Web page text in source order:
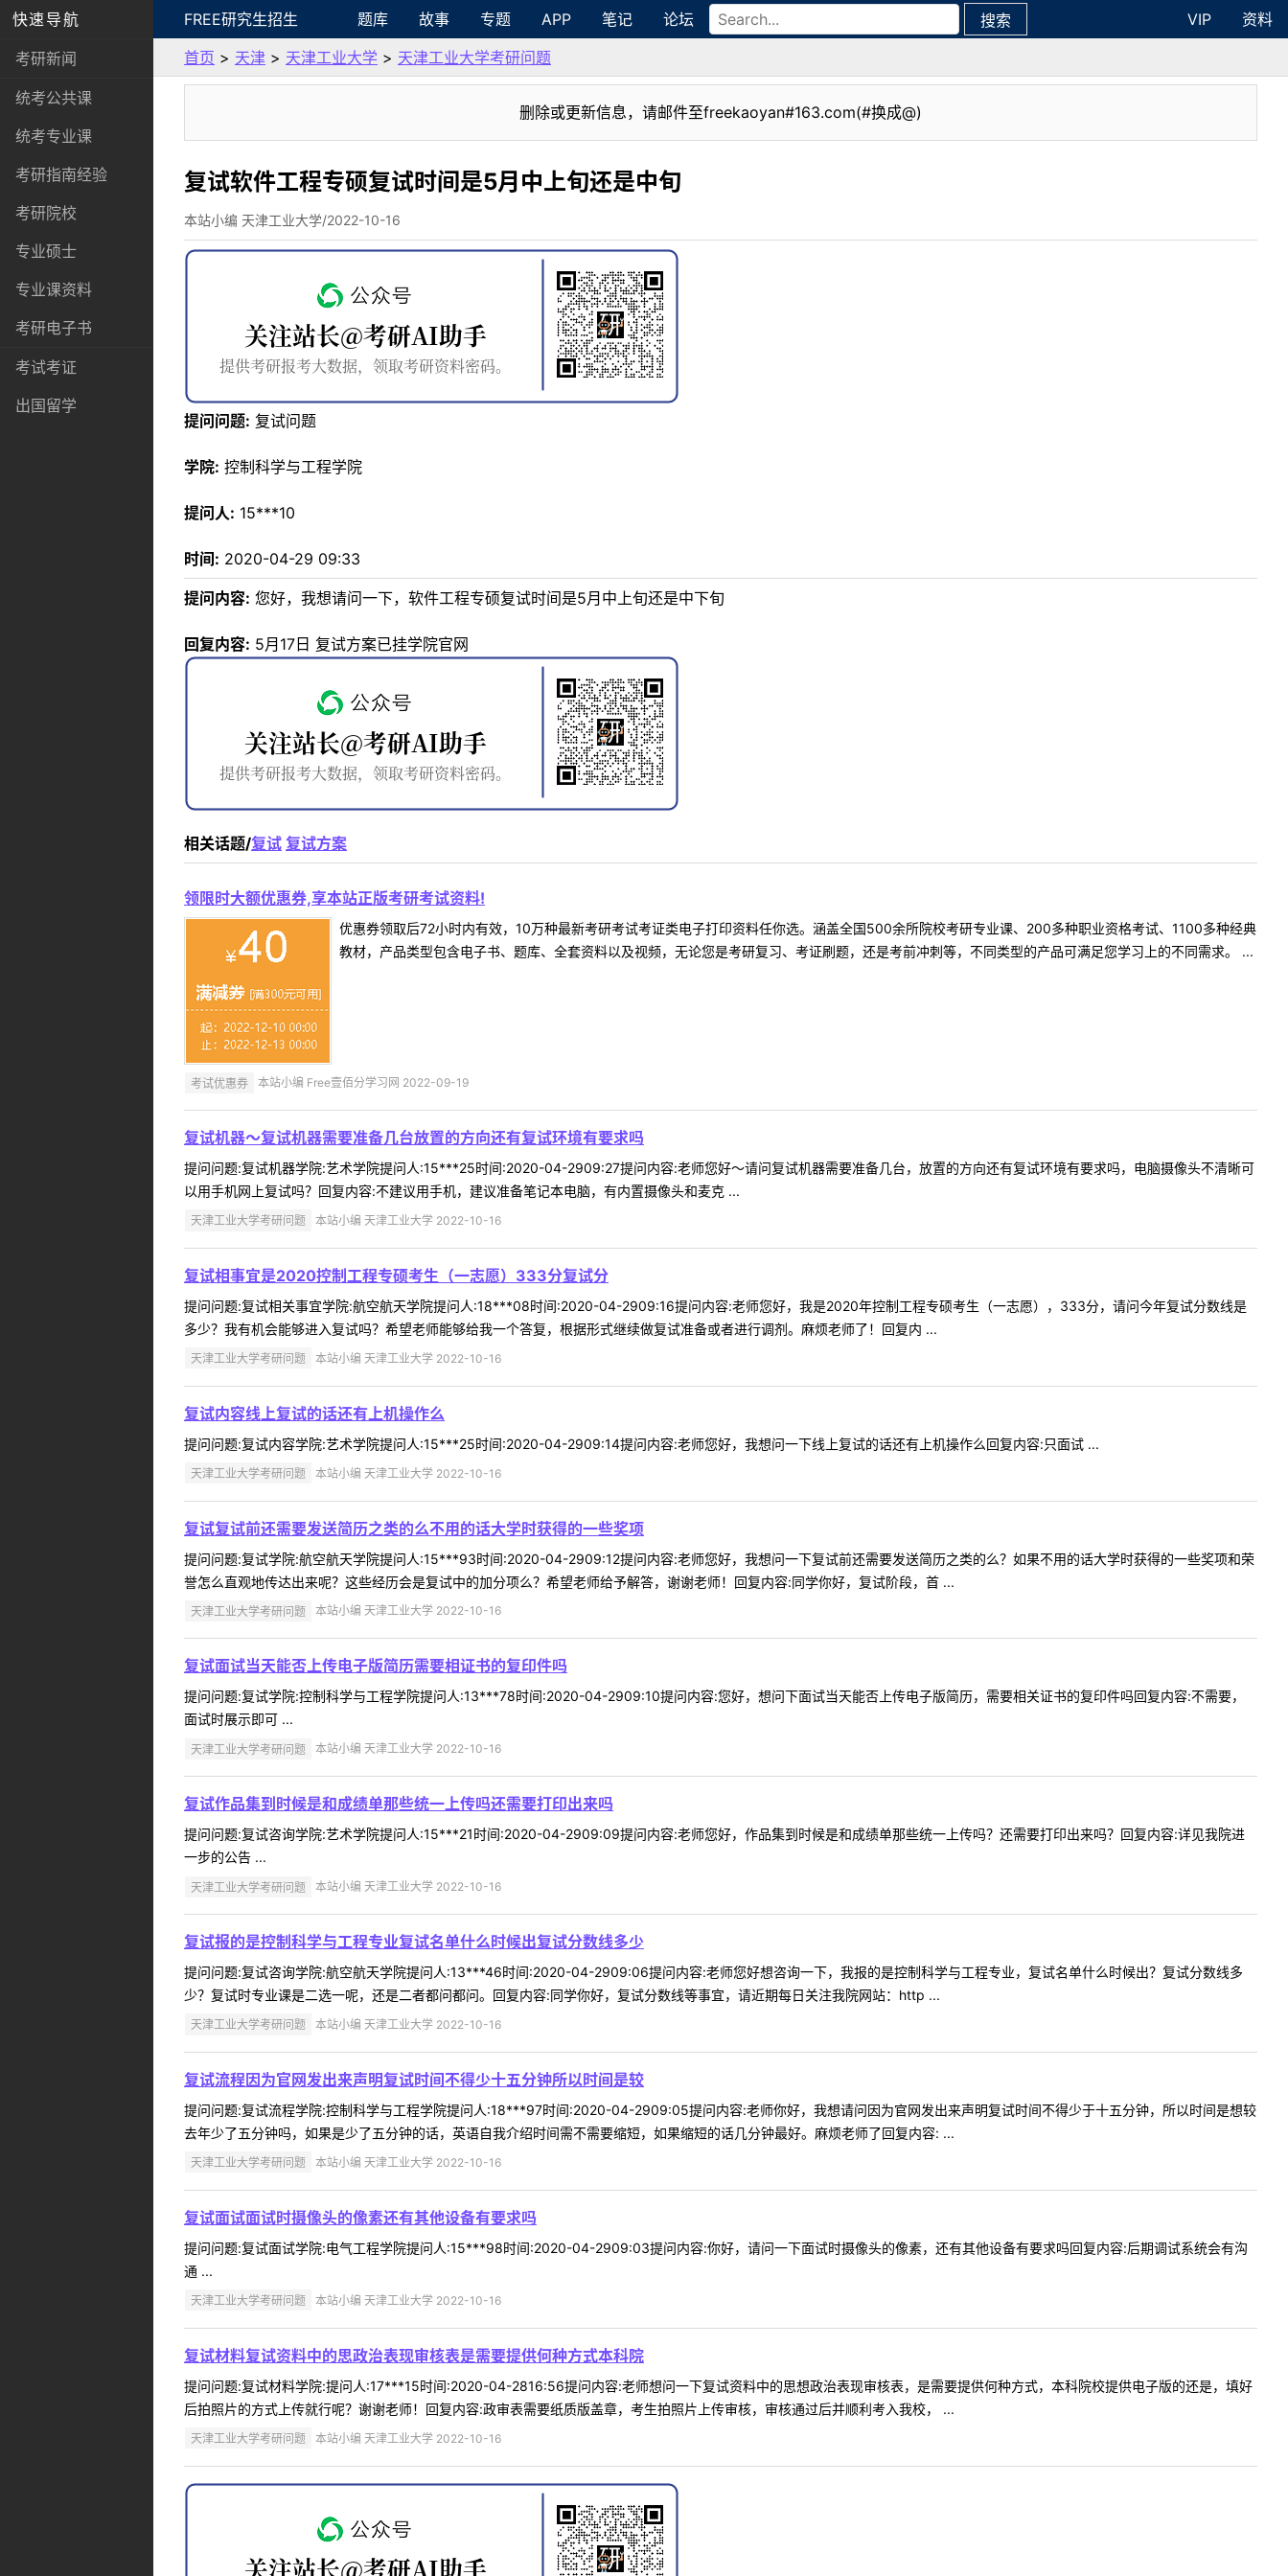
快速导航
考研新闻
统考公共课
统考专业课
考研指南经验
考研院校
专业硕士
专业课资料
考研电子书
考试考证
出国留学
FREE研究生招生 题库 故事 专题 APP 笔记 论坛 搜索 VIP
资料
首页 > 天津 > 天津工业大学 > 天津工业大学考研问题
删除或更新信息，请邮件至freekaoyan#163.com(#换成@)
复试软件工程专硕复试时间是5月中上旬还是中旬
本站小编 天津工业大学/2022-10-16
提问问题: 复试问题
学院: 控制科学与工程学院
提问人: 15***10
时间: 2020-04-29 09:33
提问内容: 您好，我想请问一下，软件工程专硕复试时间是5月中上旬还是中下旬
回复内容: 5月17日 复试方案已挂学院官网
相关话题/复试 复试方案
领限时大额优惠券,享本站正版考研考试资料!
优惠券领取后72小时内有效，10万种最新考研考试考证类电子打印资料任你选。涵盖全国500余所院校考研专业课、200多种职业资格考试、1100多种经典
教材，产品类型包含电子书、题库、全套资料以及视频，无论您是考研复习、考证刷题，还是考前冲刺等，不同类型的产品可满足您学习上的不同需求。 ...
考试优惠券 本站小编 Free壹佰分学习网 2022-09-19
复试机器～复试机器需要准备几台放置的方向还有复试环境有要求吗
提问问题:复试机器学院:艺术学院提问人:15***25时间:2020-04-2909:27提问内容:老师您好～请问复试机器需要准备几台，放置的方向还有复试环境有要求吗，电脑摄像头不清晰可
以用手机网上复试吗？回复内容:不建议用手机，建议准备笔记本电脑，有内置摄像头和麦克 ...
天津工业大学考研问题 本站小编 天津工业大学 2022-10-16
复试相事宜是2020控制工程专硕考生（一志愿）333分复试分
提问问题:复试相关事宜学院:航空航天学院提问人:18***08时间:2020-04-2909:16提问内容:老师您好，我是2020年控制工程专硕考生（一志愿），333分，请问今年复试分数线是
多少？我有机会能够进入复试吗？希望老师能够给我一个答复，根据形式继续做复试准备或者进行调剂。麻烦老师了！回复内 ...
天津工业大学考研问题 本站小编 天津工业大学 2022-10-16
复试内容线上复试的话还有上机操作么
提问问题:复试内容学院:艺术学院提问人:15***25时间:2020-04-2909:14提问内容:老师您好，我想问一下线上复试的话还有上机操作么回复内容:只面试 ...
天津工业大学考研问题 本站小编 天津工业大学 2022-10-16
复试复试前还需要发送简历之类的么不用的话大学时获得的一些奖项
提问问题:复试学院:航空航天学院提问人:15***93时间:2020-04-2909:12提问内容:老师您好，我想问一下复试前还需要发送简历之类的么？如果不用的话大学时获得的一些奖项和荣
誉怎么直观地传达出来呢？这些经历会是复试中的加分项么？希望老师给予解答，谢谢老师！回复内容:同学你好，复试阶段，首 ...
天津工业大学考研问题 本站小编 天津工业大学 2022-10-16
复试面试当天能否上传电子版简历需要相证书的复印件吗
提问问题:复试学院:控制科学与工程学院提问人:13***78时间:2020-04-2909:10提问内容:您好，想问下面试当天能否上传电子版简历，需要相关证书的复印件吗回复内容:不需要，
面试时展示即可 ...
天津工业大学考研问题 本站小编 天津工业大学 2022-10-16
复试作品集到时候是和成绩单那些统一上传吗还需要打印出来吗
提问问题:复试咨询学院:艺术学院提问人:15***21时间:2020-04-2909:09提问内容:老师您好，作品集到时候是和成绩单那些统一上传吗？还需要打印出来吗？回复内容:详见我院进
一步的公告 ...
天津工业大学考研问题 本站小编 天津工业大学 2022-10-16
复试报的是控制科学与工程专业复试名单什么时候出复试分数线多少
提问问题:复试咨询学院:航空航天学院提问人:13***46时间:2020-04-2909:06提问内容:老师您好想咨询一下，我报的是控制科学与工程专业，复试名单什么时候出？复试分数线多
少？复试时专业课是二选一呢，还是二者都问都问。回复内容:同学你好，复试分数线等事宜，请近期每日关注我院网站：http ...
天津工业大学考研问题 本站小编 天津工业大学 2022-10-16
复试流程因为官网发出来声明复试时间不得少十五分钟所以时间是较
提问问题:复试流程学院:控制科学与工程学院提问人:18***97时间:2020-04-2909:05提问内容:老师你好，我想请问因为官网发出来声明复试时间不得少于十五分钟，所以时间是想较
去年少了五分钟吗，如果是少了五分钟的话，英语自我介绍时间需不需要缩短，如果缩短的话几分钟最好。麻烦老师了回复内容: ...
天津工业大学考研问题 本站小编 天津工业大学 2022-10-16
复试面试面试时摄像头的像素还有其他设备有要求吗
提问问题:复试面试学院:电气工程学院提问人:15***98时间:2020-04-2909:03提问内容:你好，请问一下面试时摄像头的像素，还有其他设备有要求吗回复内容:后期调试系统会有沟
通 ...
天津工业大学考研问题 本站小编 天津工业大学 2022-10-16
复试材料复试资料中的思政治表现审核表是需要提供何种方式本科院
提问问题:复试材料学院:提问人:17***15时间:2020-04-2816:56提问内容:老师想问一下复试资料中的思想政治表现审核表，是需要提供何种方式，本科院校提供电子版的还是，填好
后拍照片的方式上传就行呢？谢谢老师！回复内容:政审表需要纸质版盖章，考生拍照片上传审核，审核通过后并顺利考入我校， ...
天津工业大学考研问题 本站小编 天津工业大学 2022-10-16